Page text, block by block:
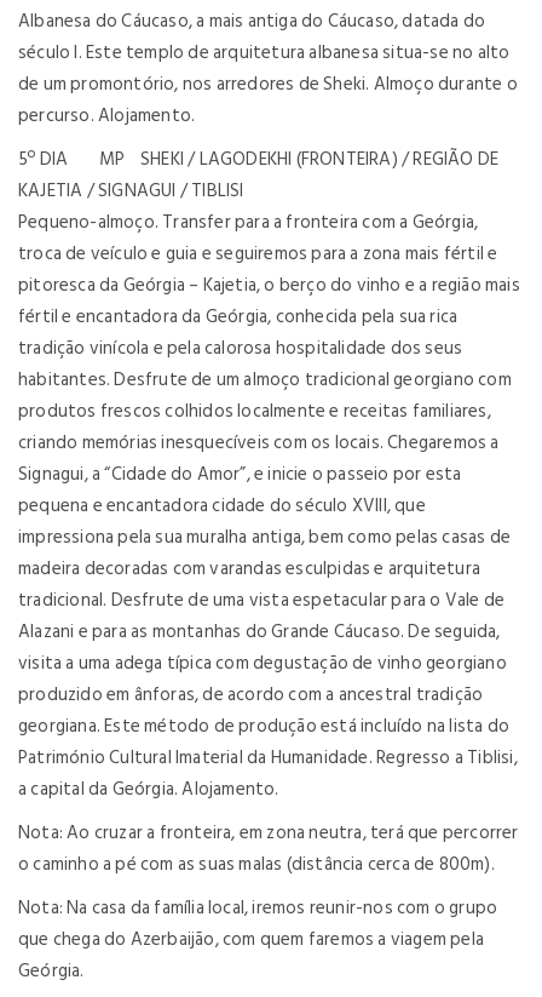
Albanesa do Cáucaso, a mais antiga do Cáucaso, datada do
século I. Este templo de arquitetura albanesa situa-se no alto
de um promontório, nos arredores de Sheki. Almoço durante o
percurso. Alojamento.
5º DIA MP SHEKI / LAGODEKHI (FRONTEIRA) / REGIÃO DE
KAJETIA / SIGNAGUI / TIBLISI
Pequeno-almoço. Transfer para a fronteira com a Geórgia,
troca de veículo e guia e seguiremos para a zona mais fértil e
pitoresca da Geórgia – Kajetia, o berço do vinho e a região mais
fértil e encantadora da Geórgia, conhecida pela sua rica
tradição vinícola e pela calorosa hospitalidade dos seus
habitantes. Desfrute de um almoço tradicional georgiano com
produtos frescos colhidos localmente e receitas familiares,
criando memórias inesquecíveis com os locais. Chegaremos a
Signagui, a “Cidade do Amor”, e inicie o passeio por esta
pequena e encantadora cidade do século XVIII, que
impressiona pela sua muralha antiga, bem como pelas casas de
madeira decoradas com varandas esculpidas e arquitetura
tradicional. Desfrute de uma vista espetacular para o Vale de
Alazani e para as montanhas do Grande Cáucaso. De seguida,
visita a uma adega típica com degustação de vinho georgiano
produzido em ânforas, de acordo com a ancestral tradição
georgiana. Este método de produção está incluído na lista do
Património Cultural Imaterial da Humanidade. Regresso a Tiblisi,
a capital da Geórgia. Alojamento.
Nota: Ao cruzar a fronteira, em zona neutra, terá que percorrer
o caminho a pé com as suas malas (distância cerca de 800m).
Nota: Na casa da família local, iremos reunir-nos com o grupo
que chega do Azerbaijão, com quem faremos a viagem pela
Geórgia.